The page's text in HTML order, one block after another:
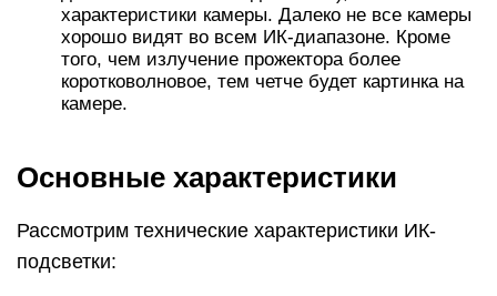
характеристики камеры. Далеко не все камеры
хорошо видят во всем ИК-диапазоне. Кроме
того, чем излучение прожектора более
коротковолновое, тем четче будет картинка на
камере.
Основные характеристики
Рассмотрим технические характеристики ИК-
подсветки: